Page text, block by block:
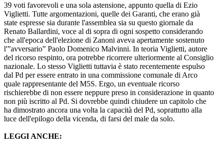
39 voti favorevoli e una sola astensione, appunto quella di Ezio
Viglietti. Tutte argomentazioni, quelle dei Garanti, che erano già
state espresse sia durante l'assemblea sia su questo giornale da
Renato Ballardini, voce al di sopra di ogni sospetto considerando
che all'epoca dell'elezione di Zanoni aveva apertamente sostenuto
l'”avversario” Paolo Domenico Malvinni. In teoria Viglietti, autore
del ricorso respinto, ora potrebbe ricorrere ulteriormente al Consiglio
nazionale. Lo stesso Viglietti tuttavia è stato recentemente espulso
dal Pd per essere entrato in una commissione comunale di Arco
quale rappresentante del M5S. Ergo, un eventuale ricorso
rischierebbe di non essere neppure preso in considerazione in quanto
non più iscritto al Pd. Si dovrebbe quindi chiudere un capitolo che
ha dimostrato ancora una volta la capacità del Pd, soprattutto alla
luce dell'epilogo della vicenda, di farsi del male da solo.
LEGGI ANCHE: